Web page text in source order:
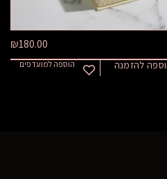
₪180.00
הוספה למועדפים להזמנה